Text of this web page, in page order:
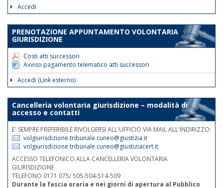
Nelle medesime giornate e fasce
orarie sarà garantita la reperibilità
telefonica ai nn.rr. 0171 075
507/508/514.
Accedi
PRENOTAZIONE APPUNTAMENTO VOLONTARIA
GIURISDIZIONE
Costi atti successori
Avviso pagamento telematico atti successori
Accedi (Link esterno)
Cancelleria volontaria giurisdizione – modalità di
accesso e contatti
E' SEMPRE PREFERIBILE RIVOLGERSI ALL'UFFICIO VIA MAIL ALL'INDIRIZZO:
volgiurisdizione.tribunale.cuneo@giustizia.it
volgiurisdizione.tribunale.cuneo@giustiziacert.it
ACCESSO TELEFONICO ALLA CANCELLERIA VOLONTARIA
GIURISDIZIONE
TELEFONO 0171 075/ 505-504-514-509
Durante la fascia oraria e nei giorni di apertura al Pubblico